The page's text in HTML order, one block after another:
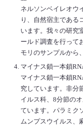
ネルソンベイレオウ
り、自然宿主である
います。我々の研究
ールド調査を行って
モリのサンプルから
マイナス鎖一本鎖
マイナス鎖一本鎖
究しています。非分
イルス科、8分節の
ています。パラミク
ムンプスウイルス、